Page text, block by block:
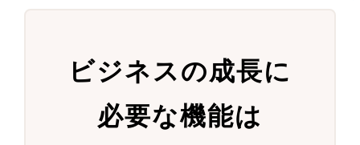
ビジネスの成長に
必要な機能は